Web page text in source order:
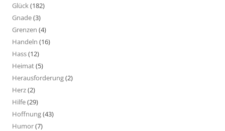
Glück(182)
Gnade(3)
Grenzen (4)
Handeln (16)
Hass(12)
Heimat(5)
Herausforderung(2)
Herz(2)
Hilfe(29)
Hoffnung(43)
Humor(7)